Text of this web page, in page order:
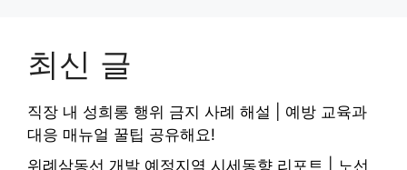
최신 글
직장 내 성희롱 행위 금지 사례 해설 | 예방 교육과
대응 매뉴얼 꿀팁 공유해요!
위례삼동선 개발 예정지역 시세동향 리포트 | 노선